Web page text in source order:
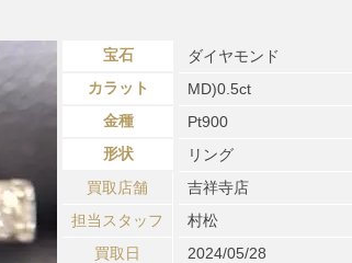
宝石
ダイヤモンド
カラット
MD)0.5ct
金種
Pt900
形状
リング
買取店舗
吉祥寺店
担当スタッフ
村松
買取日
2024/05/28